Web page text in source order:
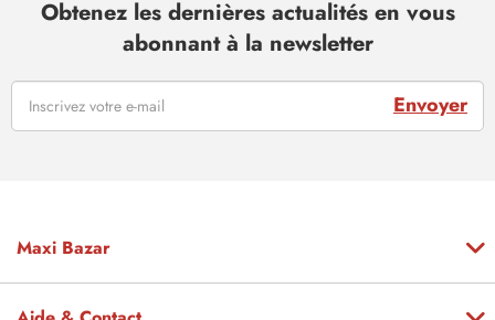
Obtenez les dernières actualités en vous
abonnant à la newsletter
Envoyer
Maxi Bazar